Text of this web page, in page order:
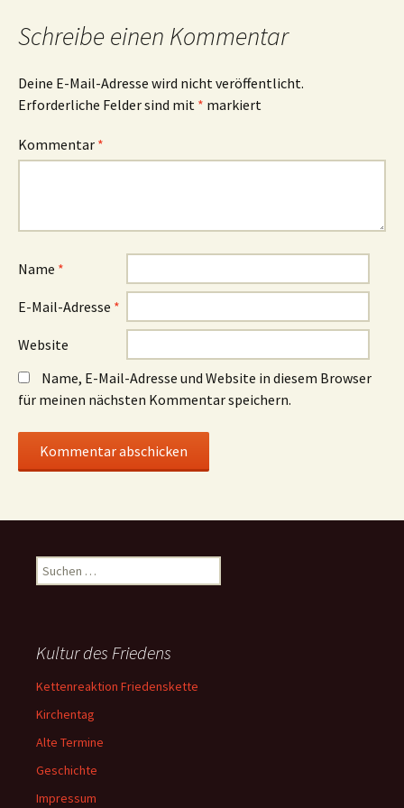
Schreibe einen Kommentar
Deine E-Mail-Adresse wird nicht veröffentlicht.
Erforderliche Felder sind mit * markiert
Kommentar *
Name *
E-Mail-Adresse *
Website
Name, E-Mail-Adresse und Website in diesem Browser
für meinen nächsten Kommentar speichern.
Suchen
nach:
Kultur des Friedens
Kettenreaktion Friedenskette
Kirchentag
Alte Termine
Geschichte
Impressum